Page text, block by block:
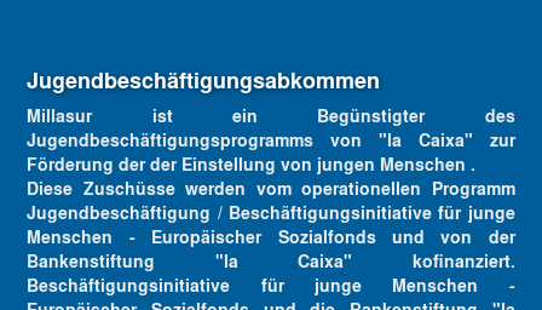
Jugendbeschäftigungsabkommen
Millasur ist ein Begünstigter des
Jugendbeschäftigungsprogramms von "la Caixa" zur
Förderung der der Einstellung von jungen Menschen .
Diese Zuschüsse werden vom operationellen Programm
Jugendbeschäftigung / Beschäftigungsinitiative für junge
Menschen - Europäischer Sozialfonds und von der
Bankenstiftung "la Caixa" kofinanziert.
Beschäftigungsinitiative für junge Menschen -